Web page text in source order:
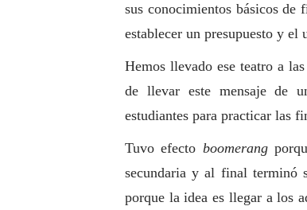
sus conocimientos básicos de
establecer un presupuesto y el
Hemos llevado ese teatro a
de llevar este mensaje de
estudiantes para practicar las
Tuvo efecto boomerang
secundaria y al final terminó
porque la idea es llegar a los